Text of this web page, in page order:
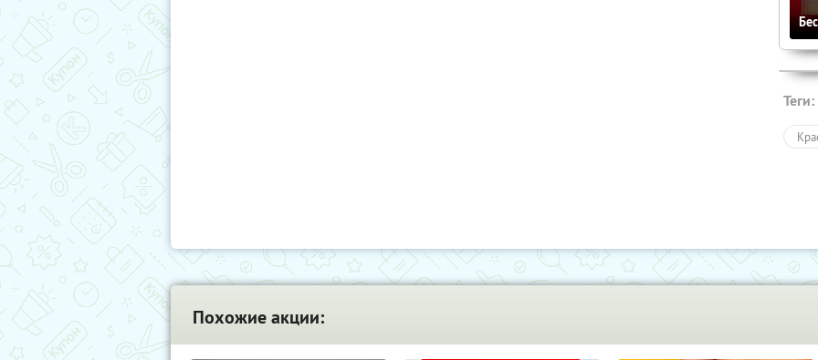
Теги:
Похожие акции: